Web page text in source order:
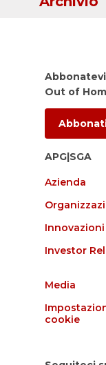
Out of
APG|SGA
Azienda
Innovazioni
Investor
Media
cookie